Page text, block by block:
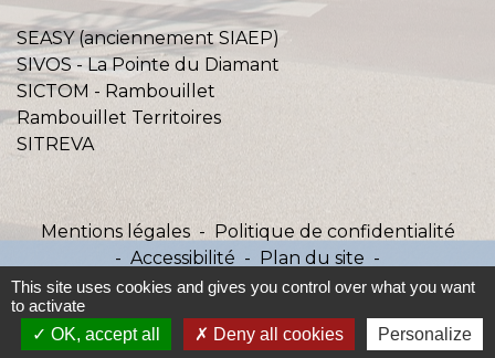
SEASY (anciennement SIAEP)
SIVOS - La Pointe du Diamant
SICTOM - Rambouillet
Rambouillet Territoires
SITREVA
Mentions légales -
Politique de confidentialité
- Accessibilité - Plan du site -
Gestion des cookies
Site créé en partenariat avec Réseau des Communes
This site uses cookies and gives you control over what you want
to activate
OK, accept all
Deny all cookies Personalize